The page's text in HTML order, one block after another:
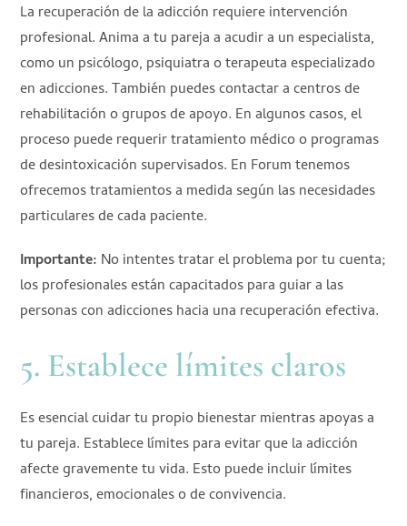
La recuperación de la adicción requiere intervención
profesional. Anima a tu pareja a acudir a un especialista,
como un psicólogo, psiquiatra o terapeuta especializado
en adicciones. También puedes contactar a centros de
rehabilitación o grupos de apoyo. En algunos casos, el
proceso puede requerir tratamiento médico o programas
de desintoxicación supervisados. En Forum tenemos
ofrecemos tratamientos a medida según las necesidades
particulares de cada paciente.
Importante: No intentes tratar el problema por tu cuenta;
los profesionales están capacitados para guiar a las
personas con adicciones hacia una recuperación efectiva.
5. Establece límites claros
Es esencial cuidar tu propio bienestar mientras apoyas a
tu pareja. Establece límites para evitar que la adicción
afecte gravemente tu vida. Esto puede incluir límites
financieros, emocionales o de convivencia.